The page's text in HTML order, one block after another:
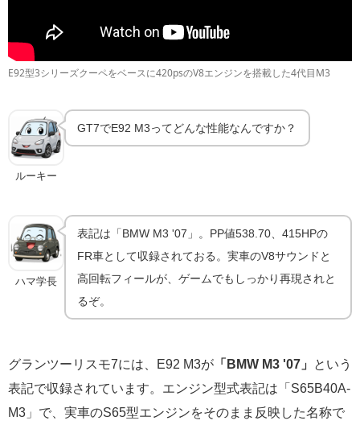
E92型3シリーズクーペをベースに420psのV8エンジンを搭載した4代目M3
ルーキー
GT7でE92 M3ってどんな性能なんですか？
ハマ学長
表記は「BMW M3 '07」。PP値538.70、415HPの
FR車として収録されておる。実車のV8サウンドと
高回転フィールが、ゲームでもしっかり再現されと
るぞ。
グランツーリスモ7には、E92 M3が 「BMW M3 '07」
という
表記で収録されています。エンジン型式表記は「S65B40A-
M3」で、実車のS65型エンジンをそのまま反映した名称で